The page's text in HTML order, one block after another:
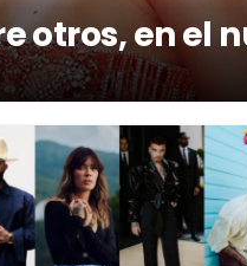
otros, en el